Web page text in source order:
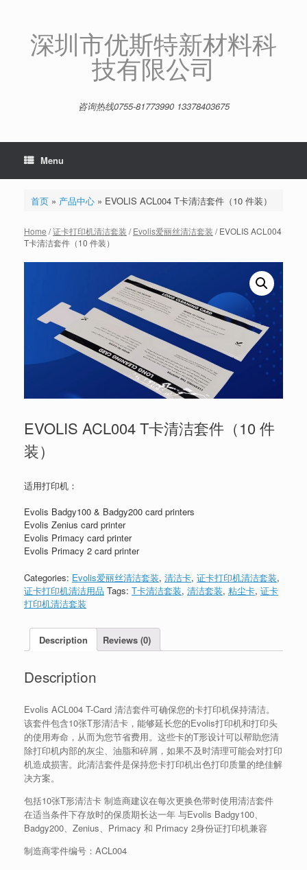
深圳市优斯特新材料科
技有限公司
咨询热线0755-81773990 13378403675
Menu
首页» 产品中心» EVOLIS ACL004 T卡清洁套件（10 件装）
Home /证卡打印机清洁套装 /Evolis爱丽丝清洁套装 / EVOLIS ACL004
T卡清洁套件（10 件装）
EVOLIS ACL004 T卡清洁套件（10 件
装）
适用打印机：
Evolis Badgy100 & Badgy200 card printers
Evolis Zenius card printer
Evolis Primacy card printer
Evolis Primacy 2 card printer
Categories: Evolis爱丽丝清洁套装, 清洁卡, 证卡打印机清洁套装,
证卡打印机清洁用品 Tags: T卡清洁套装, 清洁套装, 粘尘卡, 证卡
打印机清洁套装
Description Reviews (0)
Description
Evolis ACL004 T-Card 清洁套件可确保您的卡打印机保持清洁。
该套件包含10张T形清洁卡，能够延长您的Evolis打印机和打印头
的使用寿命，从而为您节省费用。这些卡的T形设计可以帮助您清
除打印机内部的灰尘、油脂和碎屑，如果不及时清理可能会对打印
机造成损害。此清洁套件是保持您卡打印机出色打印质量的绝佳解
决方案。
包括10张T形清洁卡 制造商建议在每次更换色带时使用清洁套件
在适当条件下存放时的保质期长达一年 与Evolis Badgy100、
Badgy200、Zenius、Primacy 和 Primacy 2身份证打印机兼容
制造商零件编号：ACL004